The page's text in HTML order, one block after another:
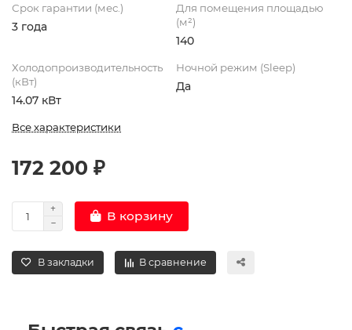
Срок гарантии (мес.)
3 года
Для помещения площадью
(м²)
140
Холодопроизводительность
(кВт)
14.07 кВт
Ночной режим (Sleep)
Да
Все характеристики
172 200 ₽
В корзину
В закладки В сравнение